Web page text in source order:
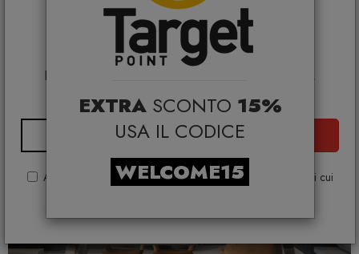
*Coupon non cumulabile con altre promo e non
applicabile su:
Smeg, Bontempi Casa, Samsonite, BBB Italia,
Franke, Gufram, Memphis, Plust, Samsung, Faber,
Acconsento al trattamento dei dati ai sensi e per gli effetti di cui
EXTRA SCONTO 15%
USA IL CODICE
WELCOME15